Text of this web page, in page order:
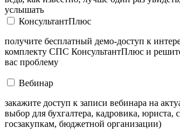
услышать
КонсультантПлюс
получите бесплатный демо-доступ к
комплекту СПС КонсультантПлюс и
вас проблему
Вебинар
закажите доступ к записи вебинара на
выбор для бухгалтера, кадровика, юриста,
госзакупкам, бюджетной организации)